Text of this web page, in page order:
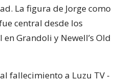
La figura de Jorge como
central desde los
Grandoli y Newell’s Old
fallecimiento a Luzu TV -